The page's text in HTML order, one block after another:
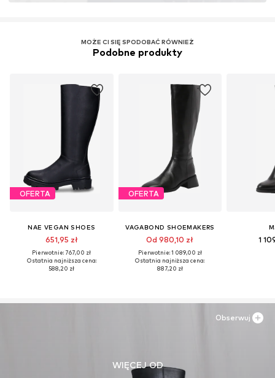
MOŻE CI SIĘ SPODOBAĆ RÓWNIEŻ
Podobne produkty
OFERTA
NAE VEGAN SHOES
651,95 zł
Pierwotnie: 767,00 zł
Ostatnia najniższa cena:
588,20 zł
OFERTA
VAGABOND SHOEMAKERS
Od 980,10 zł
Pierwotnie: 1 089,00 zł
Ostatnia najniższa cena:
887,20 zł
1
WIĘCEJ OD
Obserwuj